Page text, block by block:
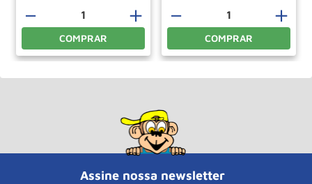
＋
－
COMPRAR
＋
－
COMPRAR
Assine nossa newsletter